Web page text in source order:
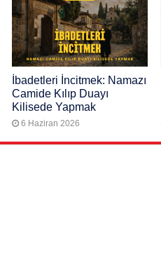
İbadetleri İncitmek: Namazı
Camide Kılıp Duayı
Kilisede Yapmak
6 Haziran 2026